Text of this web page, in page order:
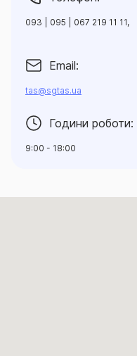
093 | 095 | 067 219 11 11,
Email:
tas@sgtas.ua
Години роботи:
9:00 - 18:00